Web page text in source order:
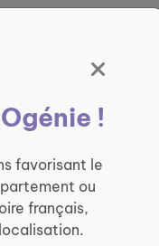
!
favorisant le
ou
français,
de